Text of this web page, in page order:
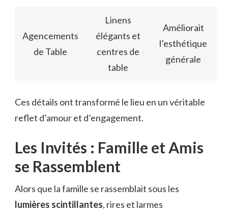
Agencements
de Table
Linens
élégants et
centres de
table
Améliorait
l’esthétique
générale
Ces détails ont transformé le lieu en un véritable
reflet d’amour et d’engagement.
Les Invités : Famille et Amis
se Rassemblent
Alors que la famille se rassemblait sous les
lumières scintillantes, rires et larmes